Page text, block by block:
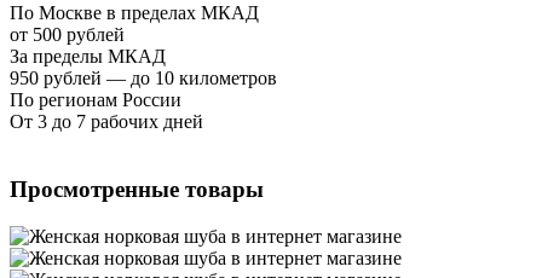
По Москве в пределах МКАД
от 500 рублей
За пределы МКАД
950 рублей — до 10 километров
По регионам России
От 3 до 7 рабочих дней
Просмотренные товары